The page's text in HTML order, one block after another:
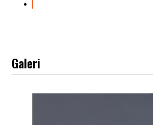
Galeri